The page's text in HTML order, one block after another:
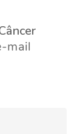
mail